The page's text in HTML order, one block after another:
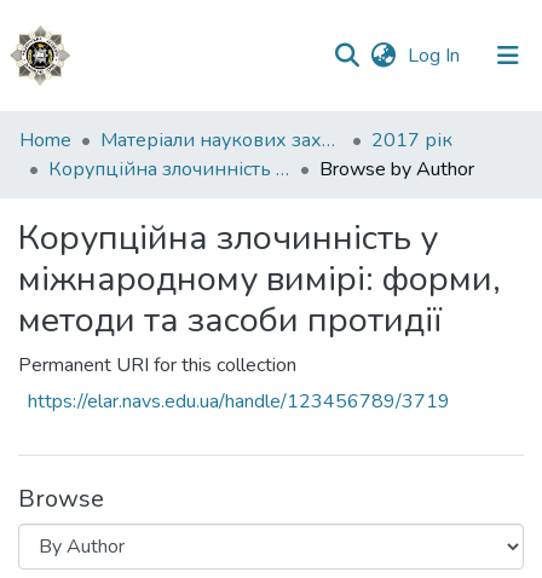
Log In (current)
Communities
&
All of DSpace
Home Матеріали наукових заходів
2017 рік
Корупційна злочинність у міжнародному вимірі: форми, методи та засоби протидії
Browse by Author
Корупційна злочинність у
міжнародному вимірі: форми,
методи та засоби протидії
Permanent URI for this collection
https://elar.navs.edu.ua/handle/123456789/3719
Browse